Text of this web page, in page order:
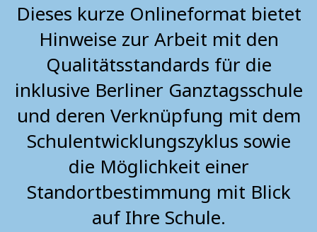
Dieses kurze Onlineformat bietet
Hinweise zur Arbeit mit den
Qualitätsstandards für die
inklusive Berliner Ganztagsschule
und deren Verknüpfung mit dem
Schulentwicklungszyklus sowie
die Möglichkeit einer
Standortbestimmung mit Blick
auf Ihre Schule.